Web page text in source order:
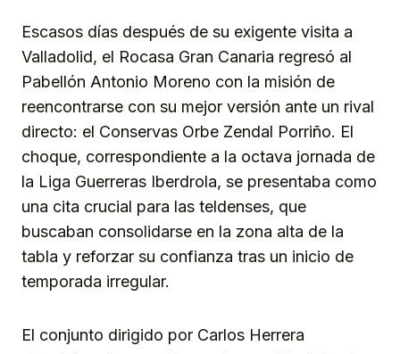
Escasos días después de su exigente visita a
Valladolid, el Rocasa Gran Canaria regresó al
Pabellón Antonio Moreno con la misión de
reencontrarse con su mejor versión ante un rival
directo: el Conservas Orbe Zendal Porriño. El
choque, correspondiente a la octava jornada de
la Liga Guerreras Iberdrola, se presentaba como
una cita crucial para las teldenses, que
buscaban consolidarse en la zona alta de la
tabla y reforzar su confianza tras un inicio de
temporada irregular.
El conjunto dirigido por Carlos Herrera